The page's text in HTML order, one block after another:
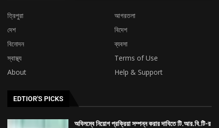
অবিলম্বে নিয়োগ প্রক্রিয়া সম্পন্ন করার দাবিতে টি.আর.বি.টি-র
চেয়ারম্যানের নিকট ডেপুটেশন প্রদান করল এস.টি.জি.টি...
৯ দফা দাবিকে সামনে রেখে ত্রিপুরা ক্ষুদ্র পণ্যবাহী যান চালক
৭৪ তম প্রতিষ্ঠা দিবস উপলক্ষ্যে শিবনগর মর্ডান ক্লাব ও আমরা